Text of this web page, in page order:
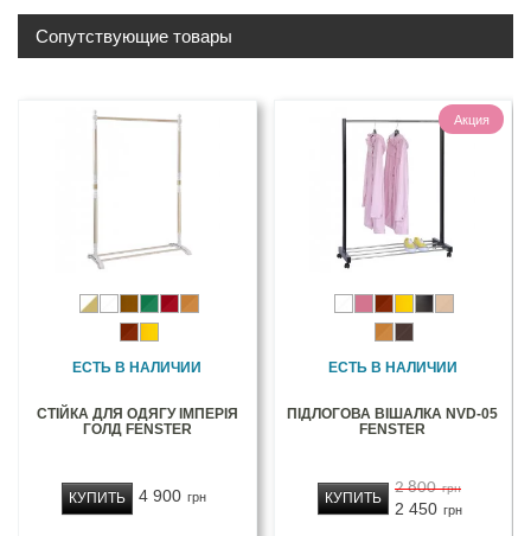
Сопутствующие товары
ЕСТЬ В НАЛИЧИИ
СТІЙКА ДЛЯ ОДЯГУ ІМПЕРІЯ
ГОЛД FENSTER
4 900 грн
КУПИТЬ
Акция
ЕСТЬ В НАЛИЧИИ
ПІДЛОГОВА ВІШАЛКА NVD-05
FENSTER
2 800 грн
2 450 грн
КУПИТЬ